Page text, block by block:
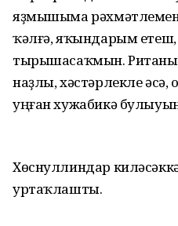
яҙмышыма рәхмәтлемен.
ҡәлғә, яҡындарым
тырышасаҡмын.
наҙлы, хәстәрлекле
уңған хужабикә
Хөснуллиндар
уртаҡлашты.